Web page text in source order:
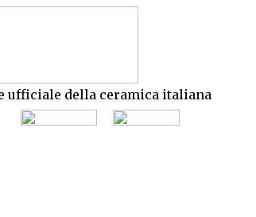
ufficiale della ceramica italiana